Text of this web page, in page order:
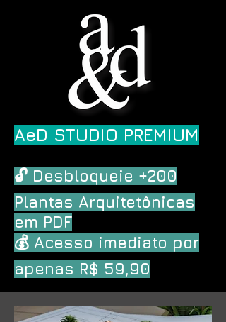
AeD STUDIO PREMIUM
🔓 Desbloqueie +200
Plantas Arquitetônicas
em PDF
💰 Acesso imediato por
apenas R$ 59,90